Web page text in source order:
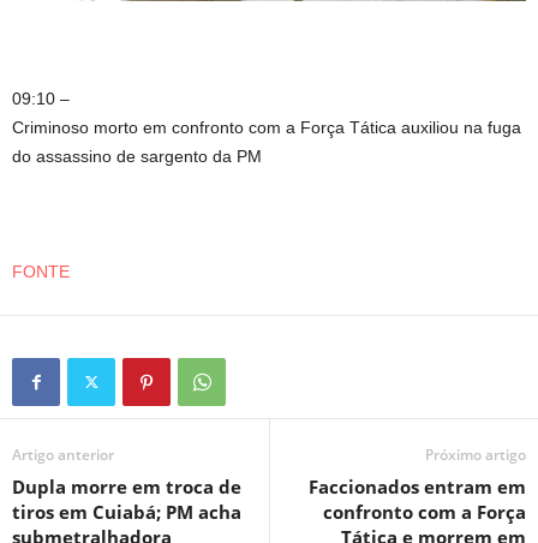
09:10 –
Criminoso morto em confronto com a Força Tática auxiliou na fuga
do assassino de sargento da PM
FONTE
Artigo anterior
Dupla morre em troca de
tiros em Cuiabá; PM acha
submetralhadora
Próximo artigo
Faccionados entram em
confronto com a Força
Tática e morrem em